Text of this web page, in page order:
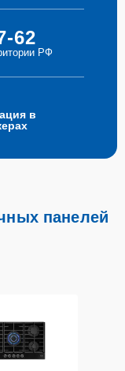
62
РФ
в
панелей